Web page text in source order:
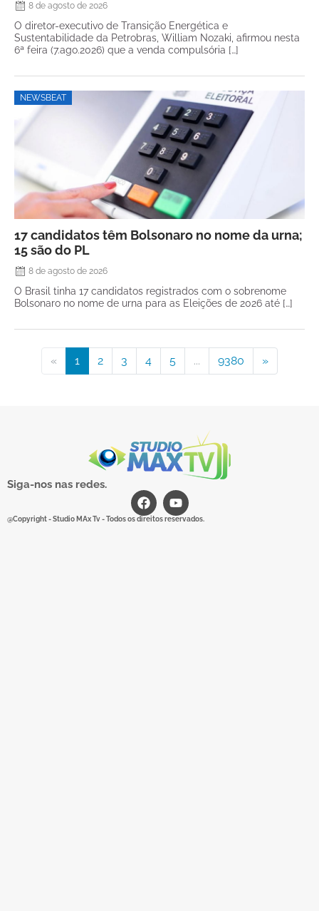
8 de agosto de 2026
O diretor-executivo de Transição Energética e
Sustentabilidade da Petrobras, William Nozaki, afirmou nesta
6ª feira (7.ago.2026) que a venda compulsória […]
NEWSBEAT
17 candidatos têm Bolsonaro no nome da urna;
15 são do PL
8 de agosto de 2026
O Brasil tinha 17 candidatos registrados com o sobrenome
Bolsonaro no nome de urna para as Eleições de 2026 até […]
« 1 2 3 4 5 ... 9380 »
Siga-nos nas redes.
@Copyright - Studio MAx Tv - Todos os direitos reservados.